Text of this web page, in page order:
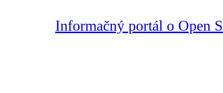
Informačný portál o Open